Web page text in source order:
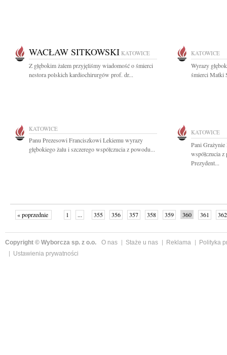
WACŁAW SITKOWSKI KATOWICE
Z głębokim żalem przyjęliśmy wiadomość o śmierci
nestora polskich kardiochirurgów prof. dr...
KATOWICE
Wyrazy
śmierci Matki
KATOWICE
Panu Prezesowi Franciszkowi Lekiemu wyrazy
głębokiego żalu i szczerego współczucia z powodu...
KATOWICE
Pani Grażynie
współczucia
Prezydent...
« poprzednie 1 ... 355 356 357 358 359 360 361
362
Copyright © Wyborcza sp. z o.o. O nas Staże u nas Reklama
Polityka
Ustawienia prywatności